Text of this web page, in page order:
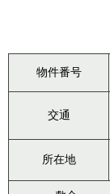
物件番号
交通
所在地